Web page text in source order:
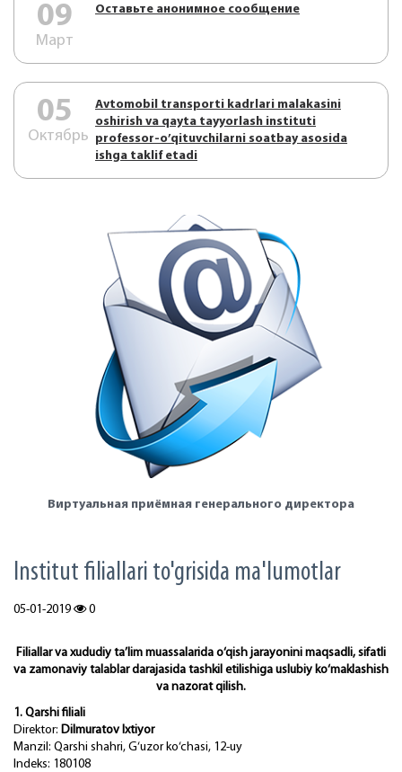
09
Март
Оставьте анонимное сообщение
05
Октябрь
Аvtоmоbil trаnspоrti kаdrlаri mаlаkаsini
оshirish vа qаytа tаyyorlаsh instituti
prоfеssоr-o’qituvchilаrni sоаtbаy аsоsidа
ishgа tаklif etаdi
Виртуальная приёмная генерального директора
Institut filiallari to'grisida ma'lumotlar
05-01-2019 0
Filiallar va xududiy ta’lim muassalarida o‘qish jarayonini maqsadli, sifatli
va zamonaviy talablar darajasida tashkil etilishiga uslubiy ko‘maklashish
va nazorat qilish.
1. Qarshi filiali
Direktor: Dilmuratov Ixtiyor
Manzil: Qarshi shahri, G‘uzor ko‘chasi, 12-uy
Indeks: 180108